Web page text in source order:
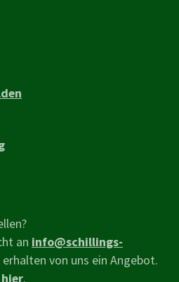
an info@schillings-
erhalten von uns ein Angebot.
hier.